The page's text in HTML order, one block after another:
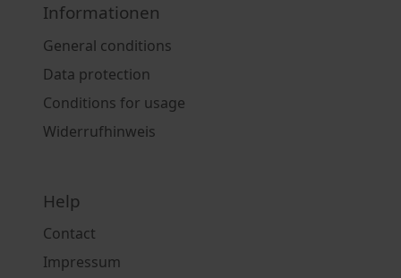
Informationen
General conditions
Data protection
Conditions for usage
Widerrufhinweis
Help
Contact
Impressum